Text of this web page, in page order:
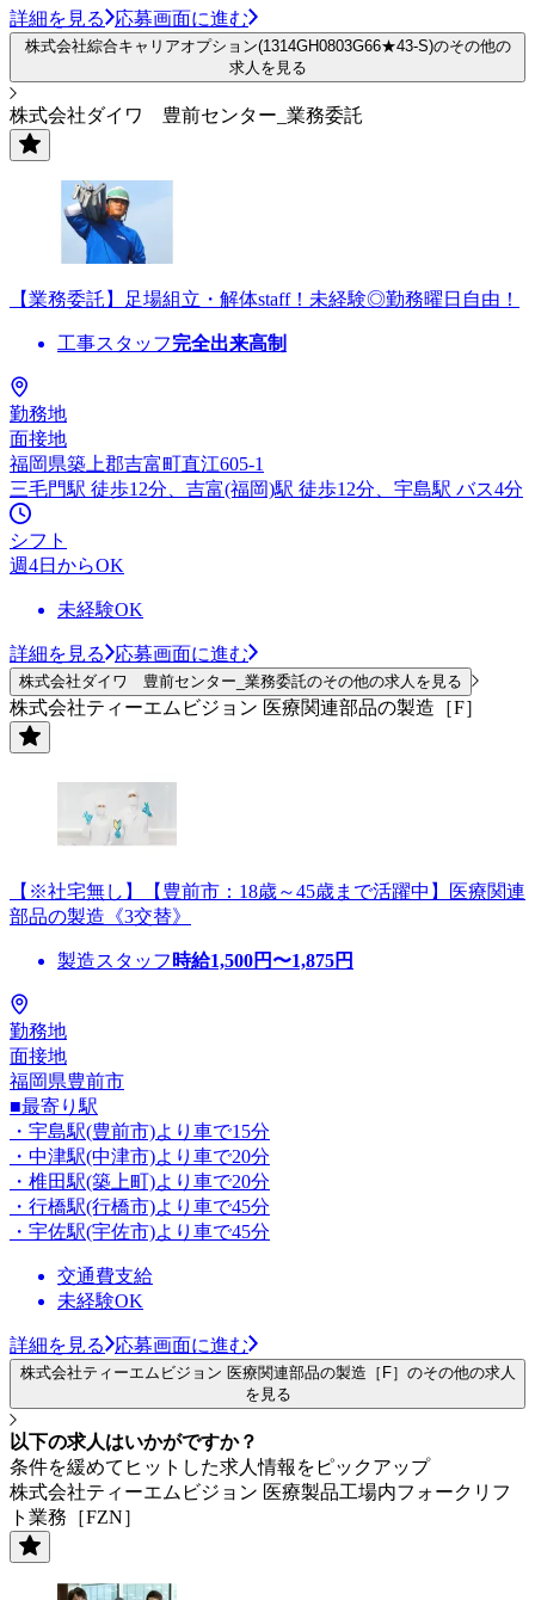
詳細を見る 応募画面に進む
株式会社綜合キャリアオプション(1314GH0803G66★43-S)のその他の
求人を見る
株式会社ダイワ 豊前センター_業務委託
【業務委託】足場組立・解体staff！未経験◎勤務曜日自由！
工事スタッフ完全出来高制
勤務地
面接地
福岡県築上郡吉富町直江605-1
三毛門駅 徒歩12分、吉富(福岡)駅 徒歩12分、宇島駅 バス4分
シフト
週4日からOK
未経験OK
詳細を見る 応募画面に進む
株式会社ダイワ 豊前センター_業務委託のその他の求人を見る
株式会社ティーエムビジョン 医療関連部品の製造［F］
【※社宅無し】【豊前市：18歳～45歳まで活躍中】医療関連
部品の製造《3交替》
製造スタッフ 時給1,500円〜1,875円
勤務地
面接地
福岡県豊前市
■最寄り駅
・宇島駅(豊前市)より車で15分
・中津駅(中津市)より車で20分
・椎田駅(築上町)より車で20分
・行橋駅(行橋市)より車で45分
・宇佐駅(宇佐市)より車で45分
交通費支給
未経験OK
詳細を見る 応募画面に進む
株式会社ティーエムビジョン 医療関連部品の製造［F］のその他の求人
を見る
以下の求人はいかがですか？
条件を緩めてヒットした求人情報をピックアップ
株式会社ティーエムビジョン 医療製品工場内フォークリフ
ト業務［FZN］